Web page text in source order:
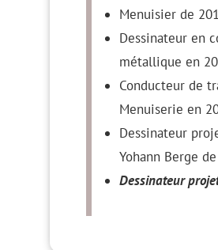
Menuisier de
Dessinateur en
métallique en
Conducteur de
Menuiserie en
Dessinateur
Yohann Berge
Dessinateur